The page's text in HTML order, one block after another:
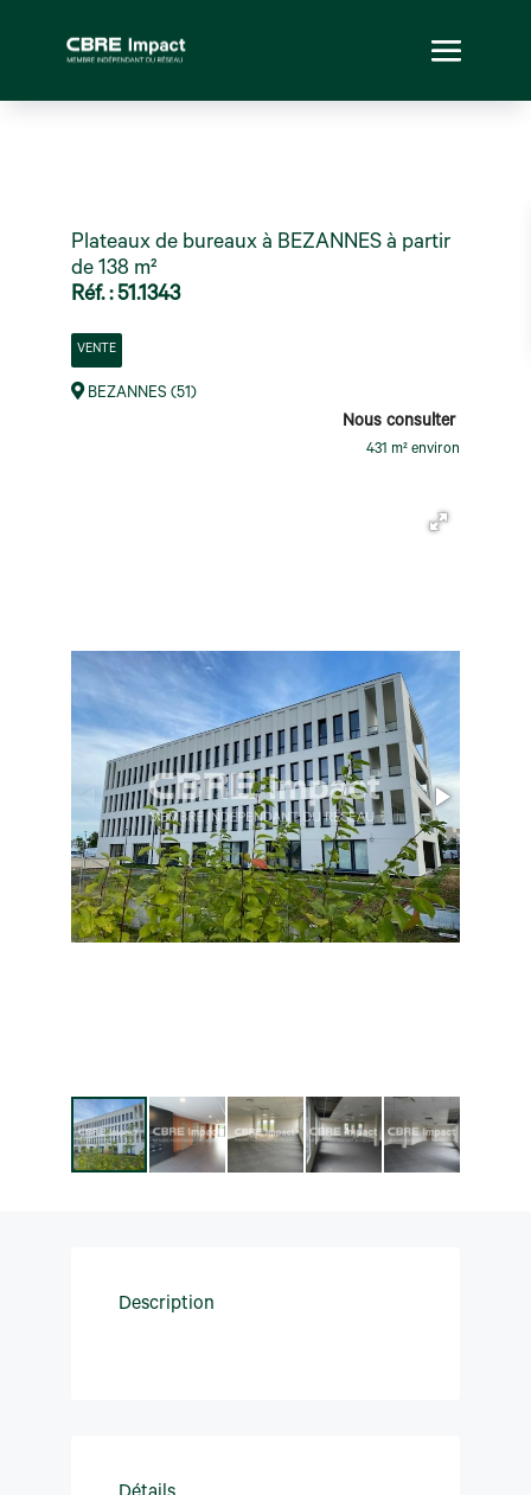
Plateaux de bureaux à BEZANNES à partir
de 138 m²
Réf. : 51.1343
VENTE
BEZANNES (51)
Nous consulter
431 m² environ
Description